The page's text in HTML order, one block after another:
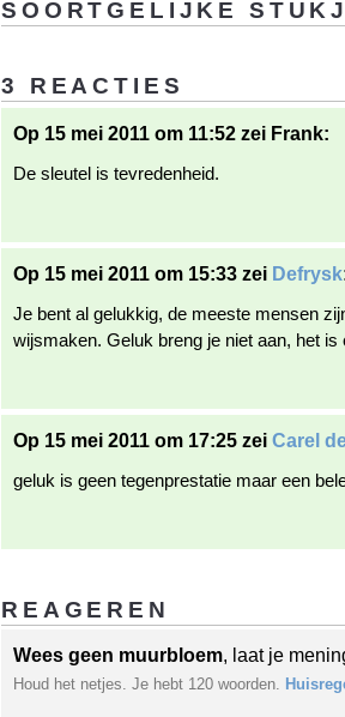
SOORTGELIJKE
3 REACTIES
Op 15 mei 2011 om 11:52 zei Frank:
De sleutel is tevredenheid.
Op 15 mei 2011 om 15:33 zei Defrysk
Je bent al gelukkig, de meeste mensen
wijsmaken. Geluk breng je niet aan, het is
Op 15 mei 2011 om 17:25 zei Carel
geluk is geen tegenprestatie maar een
REAGEREN
Wees geen muurbloem, laat je
Houd het netjes. Je hebt 120 woorden.